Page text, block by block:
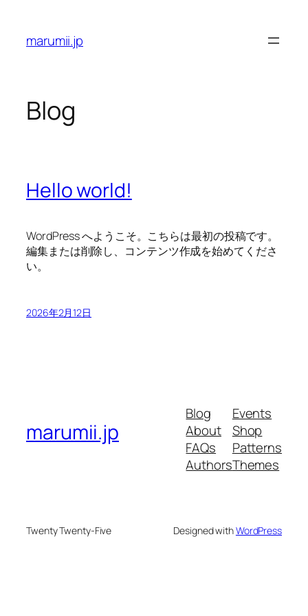
content
marumii.jp
Blog
Hello world!
WordPress へようこそ。こちらは最初の投稿です。
編集または削除し、コンテンツ作成を始めてくださ
い。
2026年2月12日
marumii.jp
Blog
About
FAQs
Authors
Events
Shop
Patterns
Themes
Twenty Twenty-Five Designed withWordPress